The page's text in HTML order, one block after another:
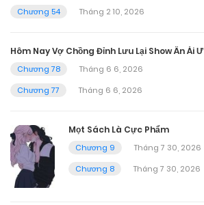
Chương 54
Tháng 2 10, 2026
Hôm Nay Vợ Chồng Đỉnh Lưu Lại Show Ân Ái Ư
Chương 78
Tháng 6 6, 2026
Chương 77
Tháng 6 6, 2026
Mọt Sách Là Cực Phẩm
Chương 9
Tháng 7 30, 2026
Chương 8
Tháng 7 30, 2026